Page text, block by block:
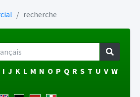
recherche
I J K L M N O P Q R S T U V W